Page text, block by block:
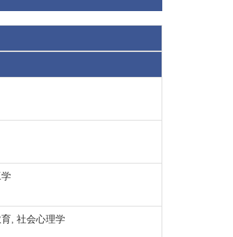
, 社会心理学